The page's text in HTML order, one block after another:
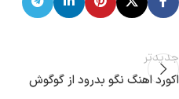
جدیدتر
اکورد اهنگ نگو بدرود از گوگوش